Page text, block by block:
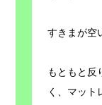
すきまが空
もともと反
く、マット